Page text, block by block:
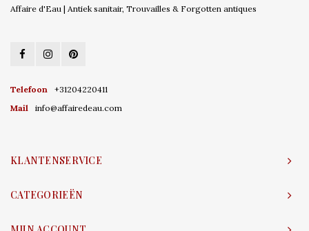
Affaire d'Eau | Antiek sanitair, Trouvailles & Forgotten antiques
Telefoon
+31204220411
Mail
info@affairedeau.com
KLANTENSERVICE
CATEGORIEËN